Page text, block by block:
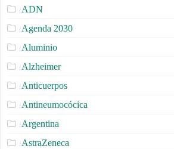
ADN
Agenda 2030
Aluminio
Alzheimer
Anticuerpos
Antineumocócica
Argentina
AstraZeneca